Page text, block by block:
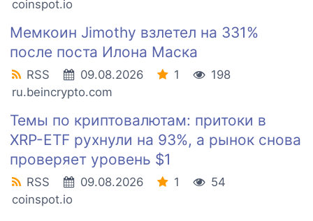
coinspot.io
Мемкоин Jimothy взлетел на 331%
после поста Илона Маска
RSS 09.08.2026 1
198
ru.beincrypto.com
Темы по криптовалютам: притоки в
XRP-ETF рухнули на 93%, а рынок снова
проверяет уровень $1
RSS 09.08.2026 1
54
coinspot.io